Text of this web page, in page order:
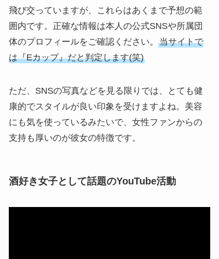
飛び交っていますが、これらはあくまで予想の範
囲内です。正確な情報は本人の公式SNSや所属団
体のプロフィールをご確認ください。 当サイトで
は『Eカップ』だと判定します(笑)
ただ、SNSの写真などを見る限りでは、とても健
康的でスタイルが良い印象を受けますよね。美容
にも気を使っているみたいで、女性ファンからの
支持も厚いのが彼女の特徴です。
酒好き女子として話題のYouTube活動